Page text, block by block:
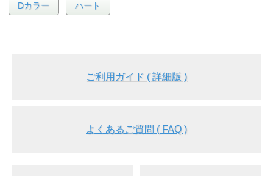
Dカラー ハート
ご利用ガイド ( 詳細版 )
よくあるご質問 ( FAQ )